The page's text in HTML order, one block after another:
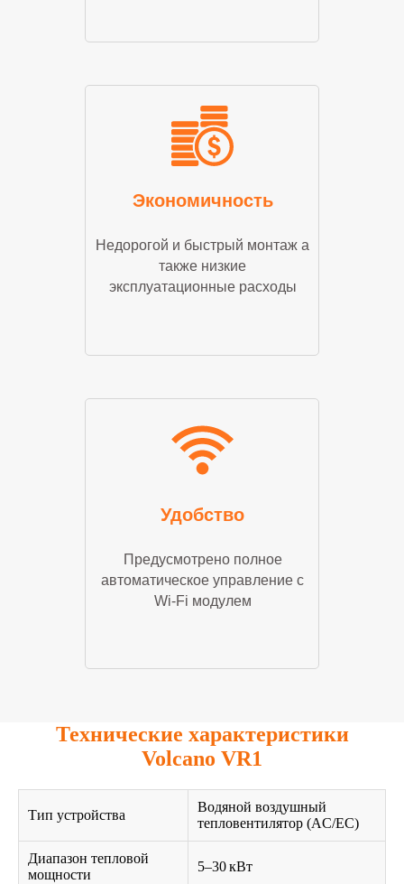
Экономичность
Удобство
Недорогой и быстрый монтаж а
также низкие
эксплуатационные расходы
Предусмотрено полное
автоматическое управление с
Wi-Fi модулем
Технические характеристики
Volcano VR1
Тип устройства
Водяной воздушный
тепловентилятор (AC/EC)
Диапазон тепловой
мощности
5–30 кВт